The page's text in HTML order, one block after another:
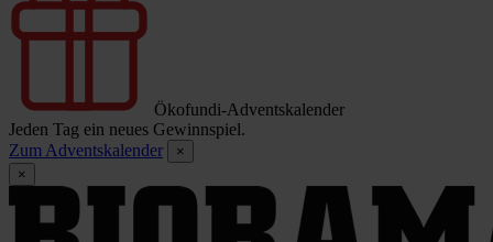
Ökofundi-Adventskalender
Jeden Tag ein neues Gewinnspiel.
Zum Adventskalender
×
×